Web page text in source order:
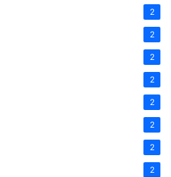
2
2
2
2
2
2
2
2